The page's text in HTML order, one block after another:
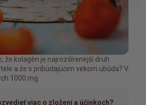
že kolagén je najrozšírenejší druh
a že s pribúdajúcim vekom ubúda? V
1000 mg.
viac o zložení a účinkoch?